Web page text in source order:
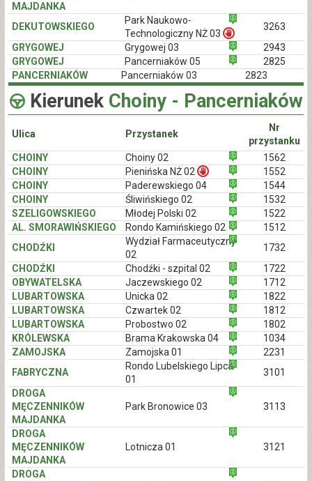
MAJDANKA
DEKUTOWSKIEGO
Park Naukowo-
Technologiczny NŻ 03
3263
GRYGOWEJ
Grygowej 03
2943
GRYGOWEJ
Pancerniaków 05
2825
PANCERNIAKÓW
Pancerniaków 03 2823
Kierunek Choiny - Pancerniaków
Ulica Przystanek
Nr
przystanku
CHOINY
Choiny 02
1562
CHOINY
Pienińska NŻ 02
1552
CHOINY
Paderewskiego 04
1544
CHOINY
Śliwińskiego 02
1532
SZELIGOWSKIEGO
Młodej Polski 02
1522
AL. SMORAWIŃSKIEGO
Rondo Kamińskiego 02
1512
CHODŹKI
Wydział Farmaceutyczny
02
1732
CHODŹKI
Chodźki - szpital 02
1722
OBYWATELSKA
Jaczewskiego 02
1712
LUBARTOWSKA
Unicka 02
1822
LUBARTOWSKA
Czwartek 02
1812
LUBARTOWSKA
Probostwo 02
1802
KRÓLEWSKA
Brama Krakowska 04
1034
ZAMOJSKA
Zamojska 01
2231
FABRYCZNA
Rondo Lubelskiego Lipca
01
3101
DROGA
MĘCZENNIKÓW
MAJDANKA
Park Bronowice 03 3113
DROGA
MĘCZENNIKÓW
MAJDANKA
Lotnicza 01 3121
DROGA